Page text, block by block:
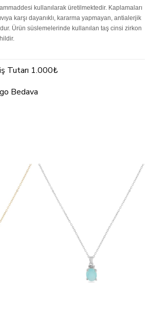
kullanılarak üretilmektedir. Kaplamaları
karşı dayanıklı, kararma yapmayan, antialerjik
Ürün süslemelerinde kullanılan taş cinsi zirkon
Tutarı 1.000₺
Bedava